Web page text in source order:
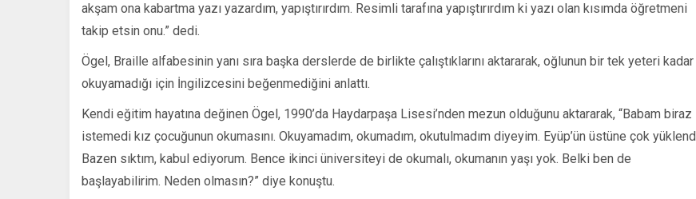
akşam ona kabartma yazı yazardım, yapıştırırdım. Resimli tarafına yapıştırırdım ki yazı olan kısımda öğretmeni
takip etsin onu.” dedi.
Ögel, Braille alfabesinin yanı sıra başka derslerde de birlikte çalıştıklarını aktararak, oğlunun bir tek yeteri
okuyamadığı için İngilizcesini beğenmediğini anlattı.
Kendi eğitim hayatına değinen Ögel, 1990’da Haydarpaşa Lisesi’nden mezun olduğunu aktararak, “Babam biraz
istemedi kız çocuğunun okumasını. Okuyamadım, okumadım, okutulmadım diyeyim. Eyüp’ün üstüne çok
Bazen sıktım, kabul ediyorum. Bence ikinci üniversiteyi de okumalı, okumanın yaşı yok. Belki ben de
başlayabilirim. Neden olmasın?” diye konuştu.